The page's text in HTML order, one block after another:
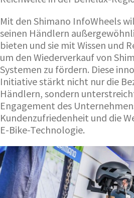
Mit den Shimano InfoWheels
seinen Händlern
bieten und sie mit Wissen und
um den Wiederverkauf von
Systemen zu fördern. Diese
Initiative stärkt nicht nur die
Händlern, sondern
Engagement des
Kundenzufriedenheit und die
E-Bike-Technologie.